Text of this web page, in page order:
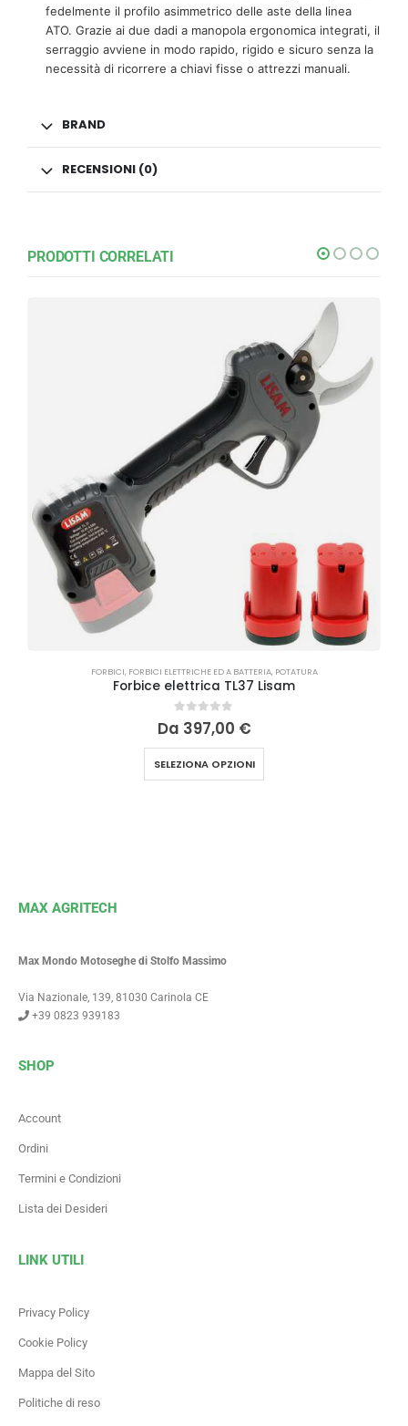
fedelmente il profilo asimmetrico delle aste della linea
ATO. Grazie ai due dadi a manopola ergonomica integrati, il
serraggio avviene in modo rapido, rigido e sicuro senza la
necessità di ricorrere a chiavi fisse o attrezzi manuali.
BRAND
RECENSIONI (0)
PRODOTTI CORRELATI
FORBICI, FORBICI ELETTRICHE ED A BATTERIA, POTATURA
Forbice elettrica TL37 Lisam
Su 5
Da 397,00 €
SELEZIONA OPZIONI
MAX AGRITECH
Max Mondo Motoseghe di Stolfo Massimo
Via Nazionale, 139, 81030 Carinola CE
+39 0823 939183
SHOP
Account
Ordini
Termini e Condizioni
Lista dei Desideri
LINK UTILI
Privacy Policy
Cookie Policy
Mappa del Sito
Politiche di reso